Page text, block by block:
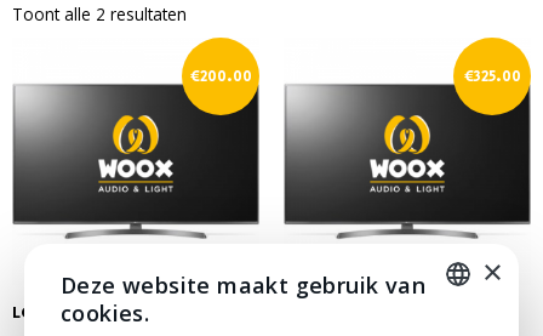
Toont alle 2 resultaten
LG 70 INCH 4K TV SCHERM
€200.00 €325.00
×
Deze website maakt gebruik van
cookies.